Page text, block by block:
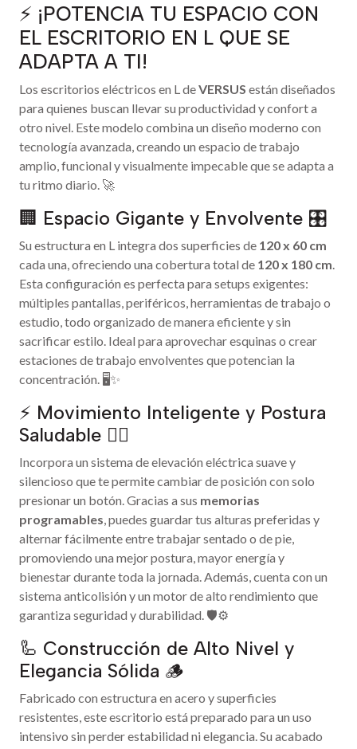
⚡ ¡POTENCIA TU ESPACIO CON
EL ESCRITORIO EN L QUE SE
ADAPTA A TI!
Los escritorios eléctricos en L deVERSUS están diseñados
para quienes buscan llevar su productividad y confort a
otro nivel. Este modelo combina un diseño moderno con
tecnología avanzada, creando un espacio de trabajo
amplio, funcional y visualmente impecable que se adapta a
tu ritmo diario. 🚀
🏢 Espacio Gigante y Envolvente 🎛️
Su estructura en L integra dos superficies de 120 x 60 cm
cada una, ofreciendo una cobertura total de 120 x 180 cm.
Esta configuración es perfecta para setups exigentes:
múltiples pantallas, periféricos, herramientas de trabajo o
estudio, todo organizado de manera eficiente y sin
sacrificar estilo. Ideal para aprovechar esquinas o crear
estaciones de trabajo envolventes que potencian la
concentración. 🖥️✨
⚡ Movimiento Inteligente y Postura
Saludable 🧘‍♂️
Incorpora un sistema de elevación eléctrica suave y
silencioso que te permite cambiar de posición con solo
presionar un botón. Gracias a sus memorias
programables, puedes guardar tus alturas preferidas y
alternar fácilmente entre trabajar sentado o de pie,
promoviendo una mejor postura, mayor energía y
bienestar durante toda la jornada. Además, cuenta con un
sistema anticolisión y un motor de alto rendimiento que
garantiza seguridad y durabilidad. 🛡️⚙️
🦾 Construcción de Alto Nivel y
Elegancia Sólida 🪵
Fabricado con estructura en acero y superficies
resistentes, este escritorio está preparado para un uso
intensivo sin perder estabilidad ni elegancia. Su acabado